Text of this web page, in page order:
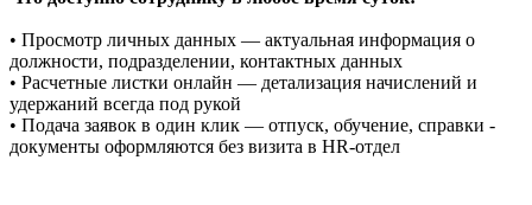
• Просмотр личных данных — актуальная информация о
должности, подразделении, контактных данных
• Расчетные листки онлайн — детализация начислений и
удержаний всегда под рукой
• Подача заявок в один клик — отпуск, обучение, справки -
документы оформляются без визита в HR-отдел